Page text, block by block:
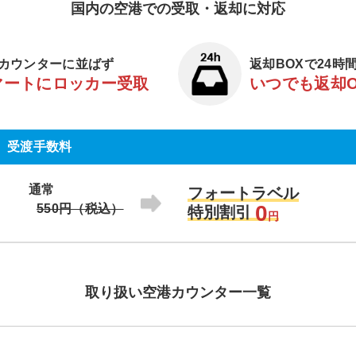
国内の空港での受取・返却に対応
ウンターに並ばず
トにロッカー受取
返却BOXで24時間
いつでも返却
受渡手数料
通常
550円（税込）
フォートラベル
特別割引
0円
取り扱い空港カウンター一覧